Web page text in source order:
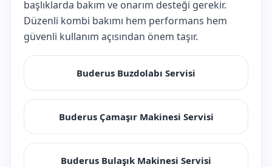
başlıklarda bakım ve onarım desteği gerekir.
Düzenli kombi bakımı hem performans hem
güvenli kullanım açısından önem taşır.
Buderus Buzdolabı Servisi
Buderus Çamaşır Makinesi Servisi
Buderus Bulaşık Makinesi Servisi